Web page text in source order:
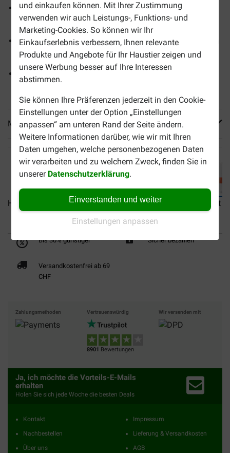
und einkaufen können. Mit Ihrer Zustimmung
verwenden wir auch Leistungs-, Funktions- und
Marketing-Cookies. So können wir Ihr
Einkaufserlebnis verbessern, Ihnen relevante
Produkte und Angebote für Ihr Haustier zeigen und
unsere Werbung besser auf Ihre Interessen
abstimmen.
Sie können Ihre Präferenzen jederzeit in den Cookie-
Einstellungen unter der Option „Einstellungen
anpassen“ am unteren Rand der Seite ändern.
Weitere Informationen darüber, wie wir mit Ihren
Daten umgehen, welche personenbezogenen Daten
wir verarbeiten und zu welchem Zweck, finden Sie in
unserer Datenschutzerklärung.
Einverstanden und weiter
Einstellungen anpassen
Sorgfältig zusammengestellt, um Kätzchen mit der
richtigen Energiemenge zu versorgen
Unterstützt ein gesundes Gewicht sowie starke Knochen
und Zähne
Mit DHA aus Fischöl – eine wichtige Fettsäure für die
Entwicklung von Gehirn und Augen
Mehr Produktinfos
Hill's Kitten Favourite... Hill's Kitten Poultry... Hill's Adult
Bis 30% günstiger Sicher bezahlen
Versandkostenfrei ab 69
CHF
Zahlungsmethoden Vertrauenswürdig
8901 Bewertungen
Wir versenden mit
Ja, ich möchte die Vorteils-E-Mails
erhalten
Holen Sie sich jede Woche die besten Deals
Kontakt
Nachbestellen
Über uns
Impressum
Lieferung & Versandkosten
AGB